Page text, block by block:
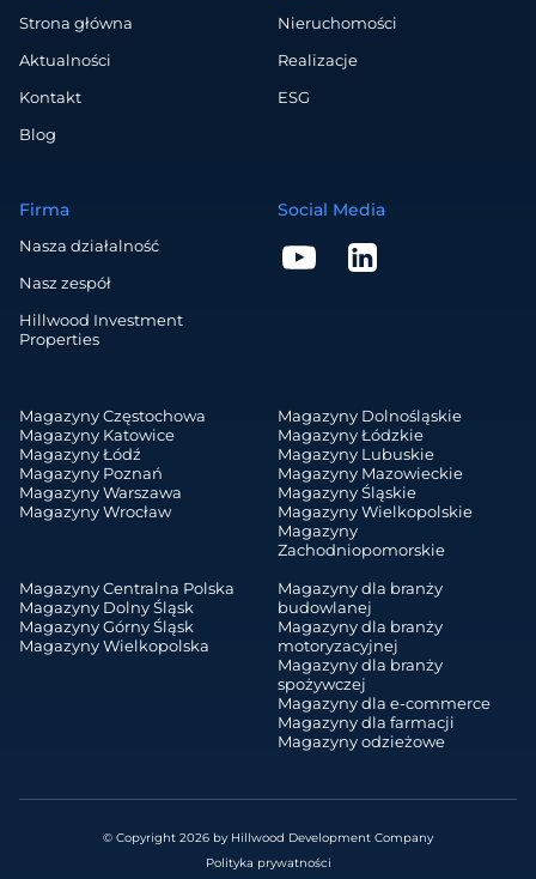
Social Media
Strona główna
Aktualności
Kontakt
Blog
Nieruchomości
Realizacje
ESG
Firma
Nasza działalność
Nasz zespół
Hillwood Investment
Properties
Magazyny Częstochowa
Magazyny Katowice
Magazyny Łódź
Magazyny Poznań
Magazyny Warszawa
Magazyny Wrocław
Magazyny Dolnośląskie
Magazyny Łódzkie
Magazyny Lubuskie
Magazyny Mazowieckie
Magazyny Śląskie
Magazyny Wielkopolskie
Magazyny
Zachodniopomorskie
Magazyny Centralna Polska
Magazyny Dolny Śląsk
Magazyny Górny Śląsk
Magazyny Wielkopolska
Magazyny dla branży
budowlanej
Magazyny dla branży
motoryzacyjnej
Magazyny dla branży
spożywczej
Magazyny dla e-commerce
Magazyny dla farmacji
Magazyny odzieżowe
© Copyright 2026 by Hillwood Development Company
Polityka prywatności